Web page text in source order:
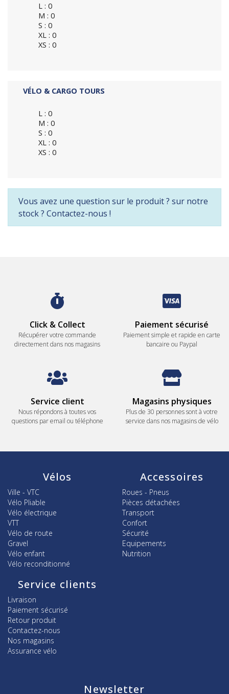
L : 0
M : 0
S : 0
XL : 0
XS : 0
VÉLO & CARGO TOURS
L : 0
M : 0
S : 0
XL : 0
XS : 0
Vous avez une question sur le produit ? sur notre
stock ? Contactez-nous !
Click & Collect
Récupérer votre commande
directement dans nos magasins
Paiement sécurisé
Paiement simple et rapide en carte
bancaire ou Paypal
Service client
Nous répondons à toutes vos
questions par email ou téléphone
Magasins physiques
Plus de 30 personnes sont à votre
service dans nos magasins de vélo
Vélos
Ville - VTC
Vélo Pliable
Vélo électrique
VTT
Vélo de route
Gravel
Vélo enfant
Vélo reconditionné
Accessoires
Roues - Pneus
Pièces détachées
Transport
Confort
Sécurité
Equipements
Nutrition
Service clients
Livraison
Paiement sécurisé
Retour produit
Contactez-nous
Nos magasins
Assurance vélo
Newsletter